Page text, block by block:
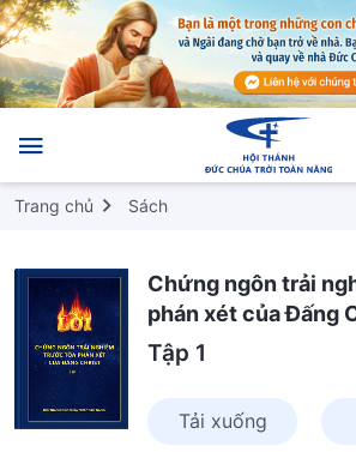
Trang chủ Sách
Chứng ngôn trải
phán xét của Đấng
Tập 1
Tải xuống